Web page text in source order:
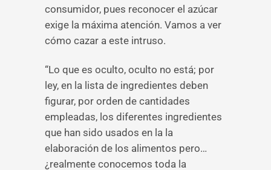
consumidor, pues reconocer el azúcar
exige la máxima atención. Vamos a ver
cómo cazar a este intruso.
“Lo que es oculto, oculto no está; por
ley, en la lista de ingredientes deben
figurar, por orden de cantidades
empleadas, los diferentes ingredientes
que han sido usados en la la
elaboración de los alimentos pero…
¿realmente conocemos toda la